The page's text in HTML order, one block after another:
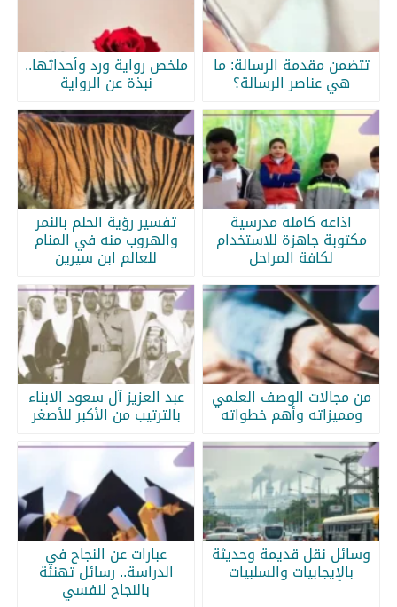
تتضمن مقدمة الرسالة: ما
هي عناصر الرسالة؟
ملخص رواية ورد وأحداثها..
نبذة عن الرواية
اذاعه كامله مدرسية
مكتوبة جاهزة للاستخدام
لكافة المراحل
تفسير رؤية الحلم بالنمر
والهروب منه في المنام
للعالم ابن سيرين
من مجالات الوصف العلمي
ومميزاته وأهم خطواته
عبد العزيز آل سعود الابناء
بالترتيب من الأكبر للأصغر
وسائل نقل قديمة وحديثة
بالإيجابيات والسلبيات
عبارات عن النجاح في
الدراسة.. رسائل تهنئة
بالنجاح لنفسي